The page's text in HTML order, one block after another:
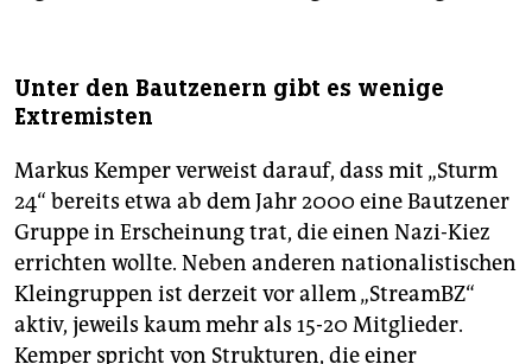
Unter den Bautzenern gibt es wenige
Extremisten
Markus Kemper verweist darauf, dass mit „Sturm
24“ bereits etwa ab dem Jahr 2000 eine Bautzener
Gruppe in Erscheinung trat, die einen Nazi-Kiez
errichten wollte. Neben anderen nationalistischen
Kleingruppen ist derzeit vor allem „StreamBZ“
aktiv, jeweils kaum mehr als 15-20 Mitglieder.
Kemper spricht von Strukturen, die einer